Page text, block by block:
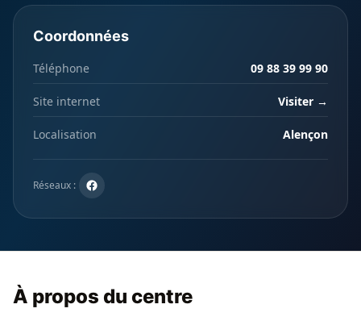
Coordonnées
Téléphone 09 88 39 99 90
Site internet Visiter →
Localisation Alençon
Réseaux :
À propos du centre